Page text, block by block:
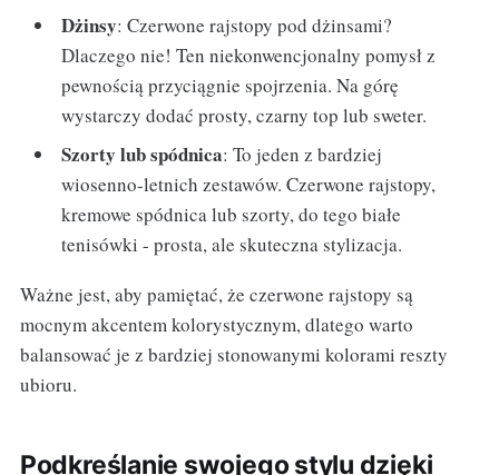
Dżinsy: Czerwone rajstopy pod dżinsami?
Dlaczego nie! Ten niekonwencjonalny pomysł z
pewnością przyciągnie spojrzenia. Na górę
wystarczy dodać prosty, czarny top lub sweter.
Szorty lub spódnica: To jeden z bardziej
wiosenno-letnich zestawów. Czerwone rajstopy,
kremowe spódnica lub szorty, do tego białe
tenisówki - prosta, ale skuteczna stylizacja.
Ważne jest, aby pamiętać, że czerwone rajstopy są
mocnym akcentem kolorystycznym, dlatego warto
balansować je z bardziej stonowanymi kolorami reszty
ubioru.
Podkreślanie swojego stylu dzięki